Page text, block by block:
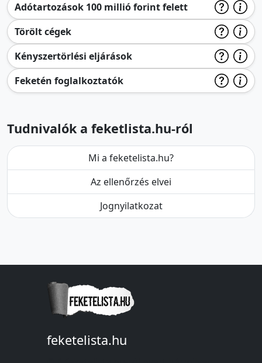
Adótartozások 100 millió forint felett
Törölt cégek
Kényszertörlési eljárások
Feketén foglalkoztatók
Tudnivalók a feketlista.hu-ról
Mi a feketelista.hu?
Az ellenőrzés elvei
Jognyilatkozat
feketelista.hu